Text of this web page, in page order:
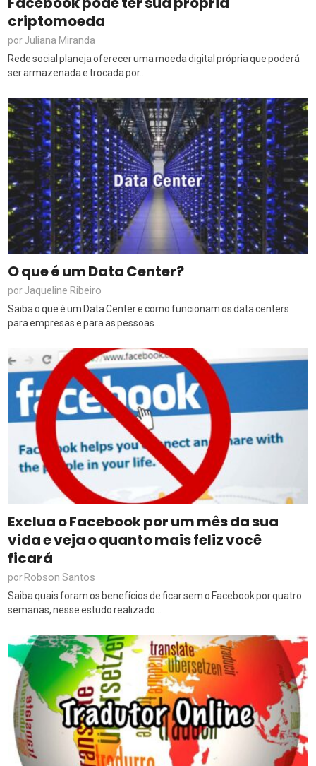
criptomoeda
porJuliana Miranda
Rede social planeja oferecer uma moeda digital própria que poderá
ser armazenada e trocada por...
O que é um Data Center?
porJaqueline Ribeiro
Saiba o que é um Data Center e como funcionam os data centers
para empresas e para as pessoas...
Exclua o Facebook por um mês da sua
vida e veja o quanto mais feliz você
ficará
por Robson Santos
Saiba quais foram os benefícios de ficar sem o Facebook por quatro
semanas, nesse estudo realizado...